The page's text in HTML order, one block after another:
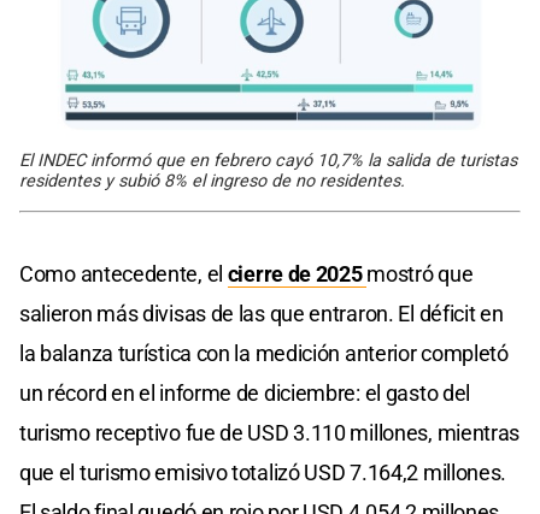
El INDEC informó que en febrero cayó 10,7% la salida de turistas
residentes y subió 8% el ingreso de no residentes.
Como antecedente, el cierre de 2025mostró que
salieron más divisas de las que entraron. El déficit en
la balanza turística con la medición anterior completó
un récord en el informe de diciembre: el gasto del
turismo receptivo fue de USD 3.110 millones, mientras
que el turismo emisivo totalizó USD 7.164,2 millones.